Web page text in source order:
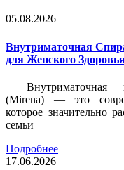
05.08.2026
Внутриматочная
для Женского
(Mirena) — это
которое значительно
семьи
Подробнее
17.06.2026